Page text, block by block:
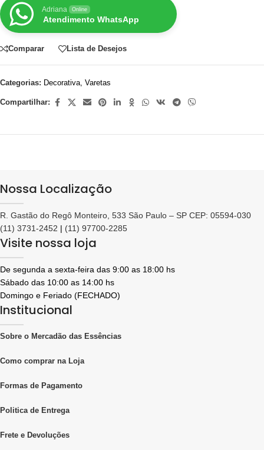
Adriana Online
Atendimento WhatsApp
Comparar Lista de Desejos
Categorias: Decorativa Varetas
Compartilhar:
Nossa Localização
R. Gastão do Regô Monteiro, 533 São Paulo – SP CEP: 05594-030
(11) 3731-2452 | (11) 97700-2285
Visite nossa loja
De segunda a sexta-feira das 9:00 as 18:00 hs
Sábado das 10:00 as 14:00 hs
Domingo e Feriado (FECHADO)
Institucional
Sobre o Mercadão das Essências
Como comprar na Loja
Formas de Pagamento
Politica de Entrega
Frete e Devoluções